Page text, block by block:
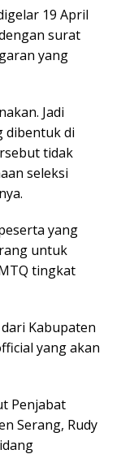
19 April
surat
yang
Jadi
dibentuk di
tidak
seleksi
yang
untuk
tingkat
Kabupaten
yang akan
Penjabat
Serang, Rudy